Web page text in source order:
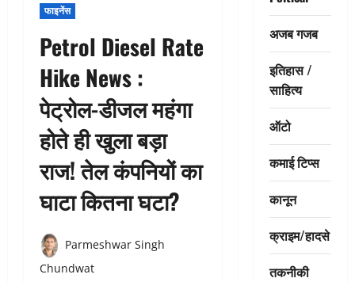
फाइनेंस
Petrol Diesel Rate
Hike News :
पेट्रोल-डीजल महंगा
होते ही खुला बड़ा
राज! तेल कंपनियों का
घाटा कितना घटा?
Parmeshwar Singh
Chundwat
अजब गजब
इतिहास /
साहित्य
ऑटो
कमाई टिप्स
कानून
क्राइम/हादसे
तकनीकी